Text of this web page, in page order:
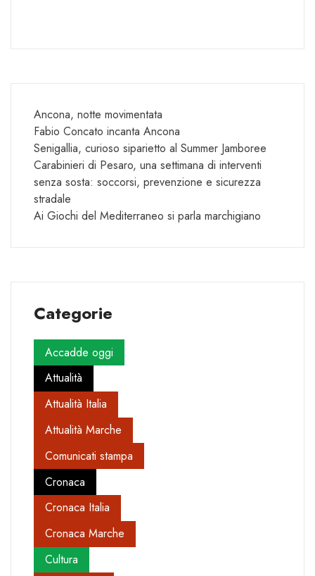
Ancona, notte movimentata
Fabio Concato incanta Ancona
Senigallia, curioso siparietto al Summer Jamboree
Carabinieri di Pesaro, una settimana di interventi
senza sosta: soccorsi, prevenzione e sicurezza
stradale
Ai Giochi del Mediterraneo si parla marchigiano
Categorie
Accadde oggi
Attualità
Attualità Italia
Attualità Marche
Comunicati stampa
Cronaca
Cronaca Italia
Cronaca Marche
Cultura